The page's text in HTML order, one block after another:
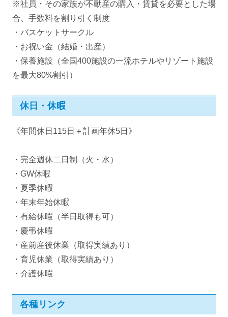
※社員・その家族が不動産の購入・賃貸を必要とした場
合、手数料を割り引く制度
・バスケットサークル
・お祝い金（結婚・出産）
・保養施設（全国400施設の一流ホテルやリゾート施設
を最大80%割引）
休日・休暇
《年間休日115日＋計画年休5日》
・完全週休二日制（火・水）
・GW休暇
・夏季休暇
・年末年始休暇
・有給休暇（半日取得も可）
・慶弔休暇
・産前産後休業（取得実績あり）
・育児休業（取得実績あり）
・介護休暇
各種リンク